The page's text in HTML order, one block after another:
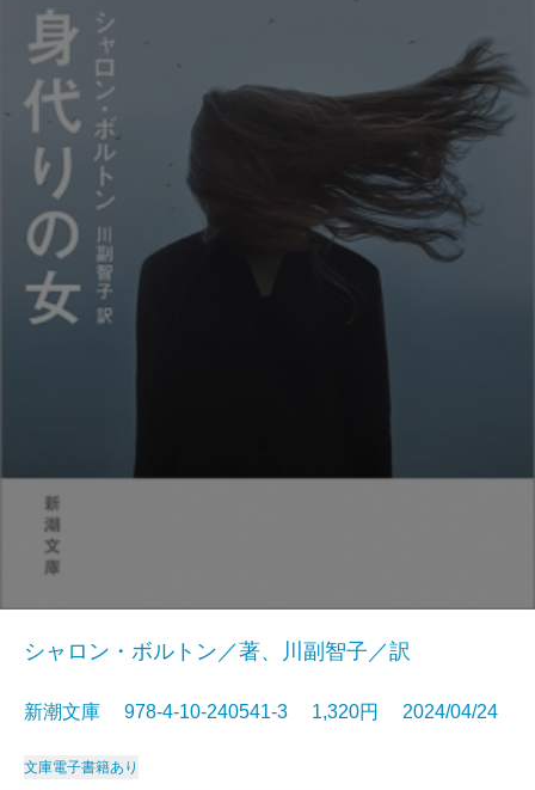
シャロン・ボルトン／著、川副智子／訳
新潮文庫 978-4-10-240541-3 1,320円 2024/04/24
文庫電子書籍あり